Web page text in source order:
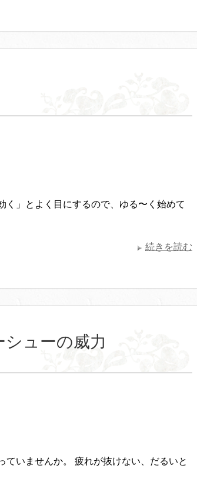
く」とよく目にするので、ゆる〜く始めて
続きを読む
ューの威力
いませんか。 疲れが抜けない、だるいと